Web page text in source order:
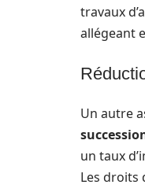
travaux
allégeant
Un autre
un taux
Les droits